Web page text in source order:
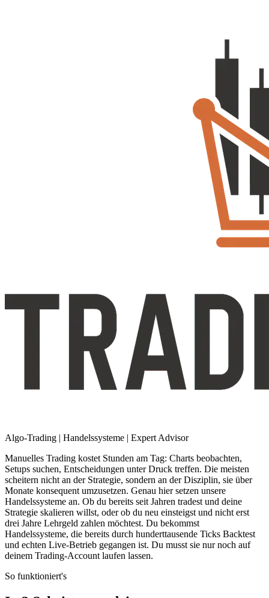
Algo-Trading | Handelssysteme | Expert Advisor
Manuelles Trading kostet Stunden am Tag: Charts beobachten,
Setups suchen, Entscheidungen unterDruck treffen. Die meisten
scheitern nicht an der Strategie, sondern an derDisziplin, sie über
Monate konsequent umzusetzen. Genau hiersetzen unsere
Handelssysteme an. Ob du bereits seit Jahren tradest und deine
Strategie skalieren willst, oderob du neu einsteigst und nicht erst
drei Jahre Lehrgeld zahlen möchtest. Du bekommst
Handelssysteme, die bereits durch hunderttausende Ticks Backtest
und echten Live-Betrieb gegangen ist. Du musst sie nurnoch auf
deinem Trading-Account laufen lassen.
So funktioniert's